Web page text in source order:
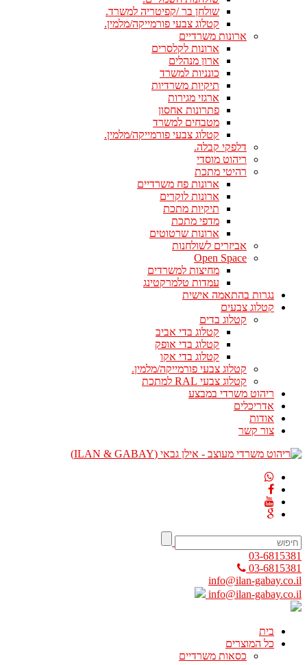
שולחן בר /קפיטריה למשרד.
קטלוג צבעי פורמייקה/מלמין.
ארונות משרדיים
ארונות לקלסרים
ארון מנהלים
כונניות למשרד
תיקיות משרדיות
ארגזי מגירות
פתרונות אחסון
מטבחים למשרד
קטלוג צבעי פורמייקה/מלמין.
דלפקי קבלה.
ריהוט מוסדי
רהיטי מתכת
ארונות פח משרדיים
ארונות לוקרים
תיקיות מתכת
מדפי מתכת
ארונות שרטוטים
אביזרים לשולחנות
Open Space
מחיצות למשרדים
עמדות טלמרקטינג
נגרות בהתאמה אישית
קטלוג צבעים
קטלוג בדים
קטלוג בדי אביב
קטלוג בדי אופק
קטלוג בדי אקו
קטלוג צבעי פורמייקה/מלמין.
קטלוג צבעי RAL למתכת
ריהוט משרדי במבצע
אדריכלים
אודות
צור קשר
03-6815381
03-6815381
info@ilan-gabay.co.il
info@ilan-gabay.co.il
בית
כל המוצרים
כסאות משרדיים